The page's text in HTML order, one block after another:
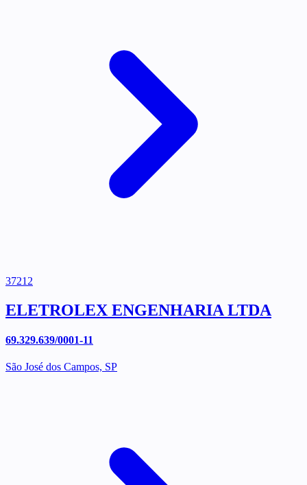
37212
ELETROLEX ENGENHARIA LTDA
69.329.639/0001-11
São José dos Campos, SP